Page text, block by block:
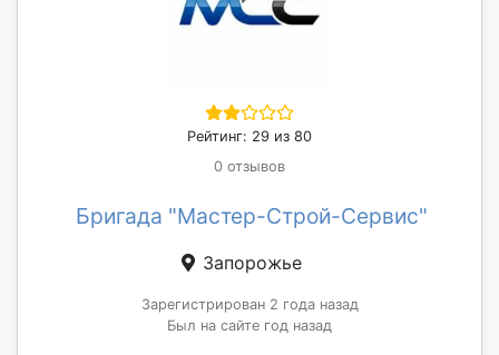
Рейтинг: 29 из 80
0 отзывов
Бригада "Мастер-Строй-Сервис"
Запорожье
Зарегистрирован 2 года назад
Был на сайте год назад